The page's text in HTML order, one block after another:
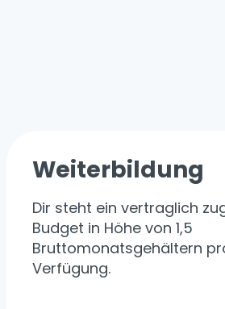
Weiterbildung
Dir steht ein vertraglich
Budget in Höhe von 1,5
Bruttomonatsgehältern
Verfügung.